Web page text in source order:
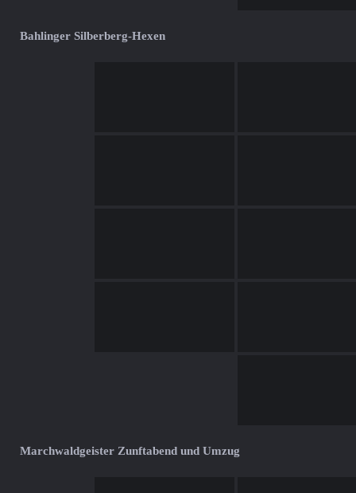
Bahlinger Silberberg-Hexen
Marchwaldgeister Zunftabend und Umzug